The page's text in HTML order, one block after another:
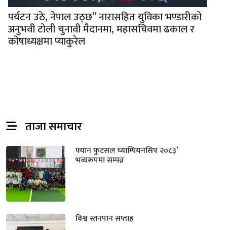
पर्यटन उठे, नेपाल उठ्छ” नारासहित युविका भण्डारीको
अनुभवी टोली चुनावी मैदानमा, महासचिवमा ढकाल र
कोषाध्यक्षमा प्याकुरेल
ताजा समाचार
फ्यान फुटसल च्याम्पियनसिप २०८३’
भव्यरूपमा सम्पन्न
विश्व स्तनपान सप्ताह